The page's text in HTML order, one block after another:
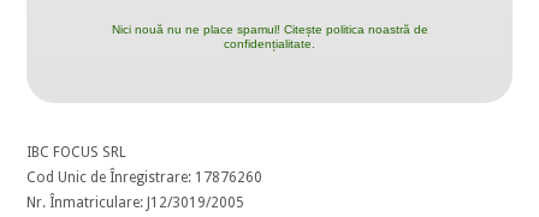
Nici nouă nu ne place spamul! Citește politica noastră de
confidențialitate.
IBC FOCUS SRL
Cod Unic de Înregistrare: 17876260
Nr. Înmatriculare: J12/3019/2005